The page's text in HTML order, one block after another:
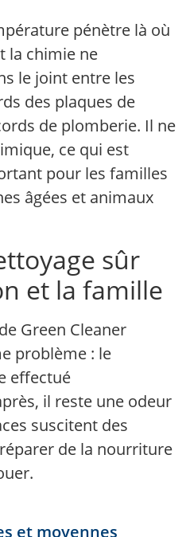
pénètre là où
la chimie ne
le joint entre les
des plaques de
de plomberie. Il ne
ce qui est
pour les familles
âgées et animaux
sûr
et la famille
Green Cleaner
problème : le
effectué
il reste une odeur
suscitent des
de la nourriture
et moyennes